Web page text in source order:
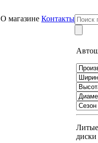
О магазине Контакты
Литые
диски